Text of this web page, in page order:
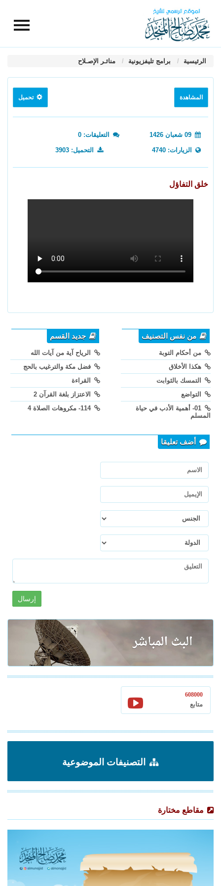
الرئيسية برامج تليفزيونية منائـر الإصـلاح
المشاهدة تحميل
التعليقات: 0
الزيارات: 4740 التحميل: 3903
خلق التفاؤل
من نفس التصنيف
من أحكام التوبة
هكذا الأخلاق
التمسك بالثوابت
التواضع
01- أهمية الأدب في حياة
المسلم
جديد القسم
الرياح آية من آيات الله
فضل مكة والترغيب بالحج
القراءة
الاعتزاز بلغة القرآن 2
114- مكروهات الصلاة 4
أضف تعليقا
إرسال
608000
متابع
التصنيفات الموضوعية
مقاطع مختارة